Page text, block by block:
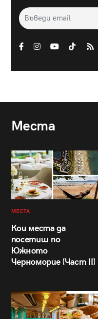
Места
МЕСТА
Кои места да
посетиш по
Южното
Черноморие (Част II)